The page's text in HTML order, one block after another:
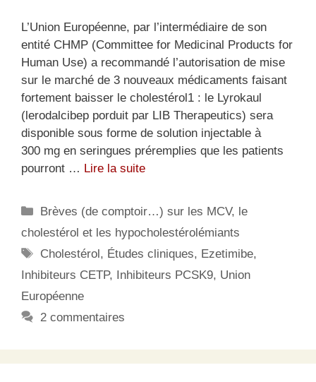
L’Union Européenne, par l’intermédiaire de son
entité CHMP (Committee for Medicinal Products for
Human Use) a recommandé l’autorisation de mise
sur le marché de 3 nouveaux médicaments faisant
fortement baisser le cholestérol1 : le Lyrokaul
(lerodalcibep porduit par LIB Therapeutics) sera
disponible sous forme de solution injectable à
300 mg en seringues préremplies que les patients
pourront … Lire la suite
Catégories
Brèves (de comptoir…) sur les MCV, le
cholestérol et les hypocholestérolémiants
Étiquettes
Cholestérol, Études cliniques, Ezetimibe,
Inhibiteurs CETP, Inhibiteurs PCSK9, Union
Européenne
2 commentaires